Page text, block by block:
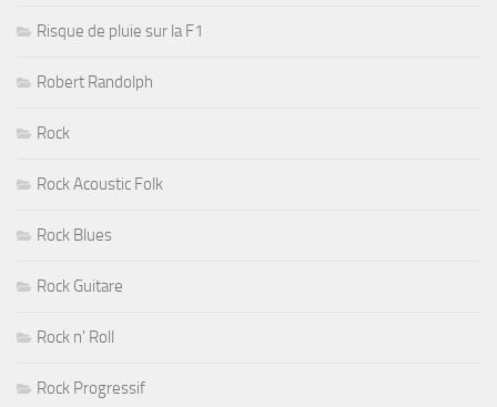
Risque de pluie sur la F1
Robert Randolph
Rock
Rock Acoustic Folk
Rock Blues
Rock Guitare
Rock n' Roll
Rock Progressif